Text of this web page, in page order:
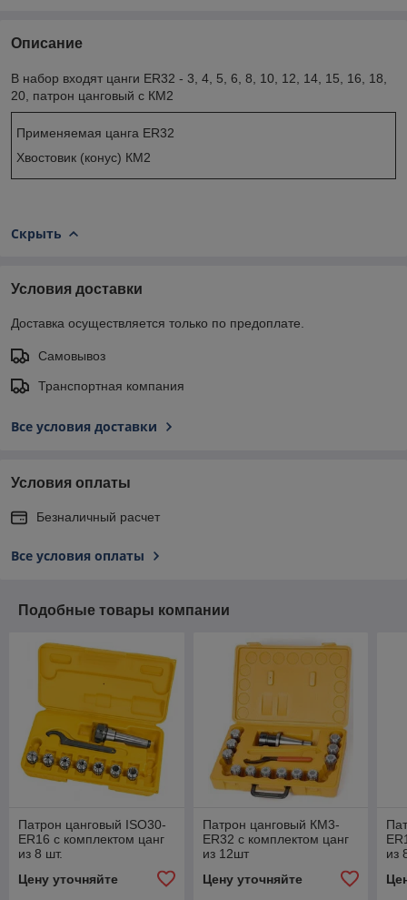
Описание
В набор входят цанги ER32 - 3, 4, 5, 6, 8, 10, 12, 14, 15, 16, 18,
20, патрон цанговый с КМ2
Применяемая цанга ER32
Хвостовик (конус) КМ2
Скрыть
Условия доставки
Доставка осуществляется только по предоплате.
Самовывоз
Транспортная компания
Все условия доставки
Условия оплаты
Безналичный расчет
Все условия оплаты
Подобные товары компании
Патрон цанговый ISO30-
ER16 с комплектом цанг
из 8 шт.
Цену уточняйте
Патрон цанговый КМ3-
ER32 с комплектом цанг
из 12шт
Цену уточняйте
из